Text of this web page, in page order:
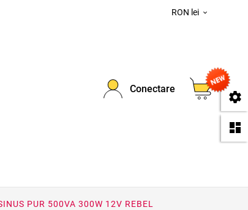
RON lei 
Conectare
0
PUR 500VA 300W 12V REBEL